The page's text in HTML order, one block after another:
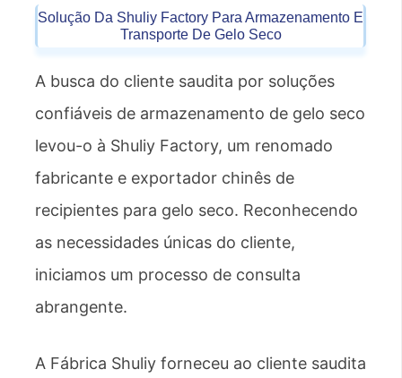
Solução Da Shuliy Factory Para Armazenamento E
Transporte De Gelo Seco
A busca do cliente saudita por soluções
confiáveis ​​de armazenamento de gelo seco
levou-o à Shuliy Factory, um renomado
fabricante e exportador chinês de
recipientes para gelo seco. Reconhecendo
as necessidades únicas do cliente,
iniciamos um processo de consulta
abrangente.
A Fábrica Shuliy forneceu ao cliente saudita